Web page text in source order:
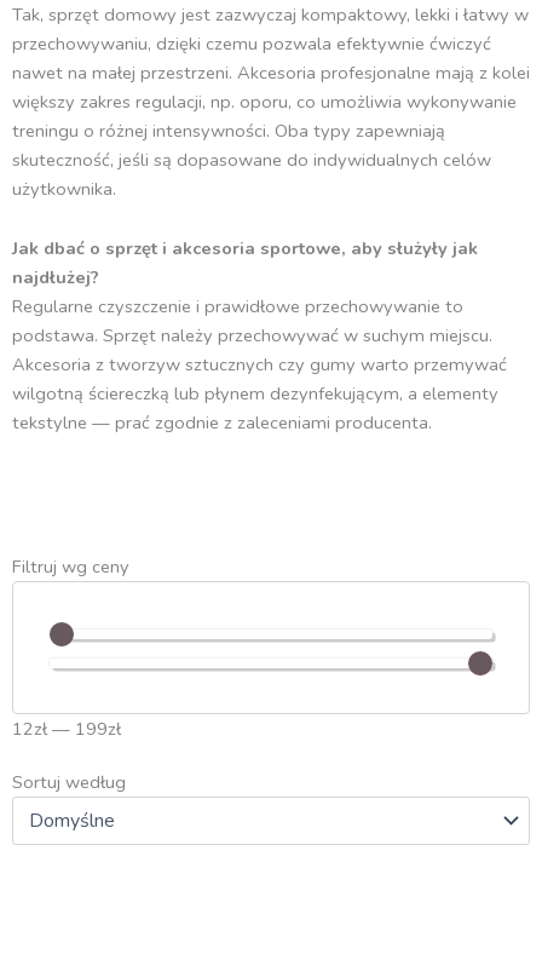
Tak, sprzęt domowy jest zazwyczaj kompaktowy, lekki i łatwy w
przechowywaniu, dzięki czemu pozwala efektywnie ćwiczyć
nawet na małej przestrzeni. Akcesoria profesjonalne mają z kolei
większy zakres regulacji, np. oporu, co umożliwia wykonywanie
treningu o różnej intensywności. Oba typy zapewniają
skuteczność, jeśli są dopasowane do indywidualnych celów
użytkownika.
Jak dbać o sprzęt i akcesoria sportowe, aby służyły jak
najdłużej?
Regularne czyszczenie i prawidłowe przechowywanie to
podstawa. Sprzęt należy przechowywać w suchym miejscu.
Akcesoria z tworzyw sztucznych czy gumy warto przemywać
wilgotną ściereczką lub płynem dezynfekującym, a elementy
tekstylne — prać zgodnie z zaleceniami producenta.
Filtruj wg ceny
12zł — 199zł
Sortuj według